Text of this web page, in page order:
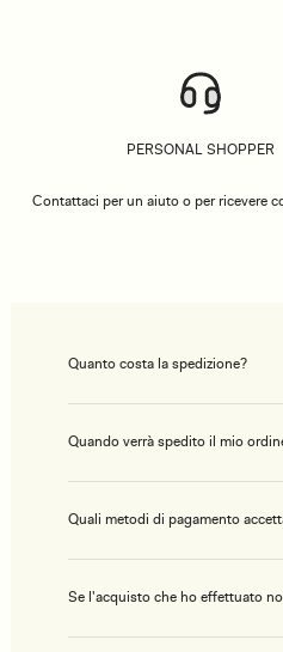
PERSONAL SHOPPER
Contattaci per un aiuto o per ricevere
Quanto costa la spedizione?
Quando verrà spedito il mio
Quali metodi di pagamento
Se l'acquisto che ho effettuato